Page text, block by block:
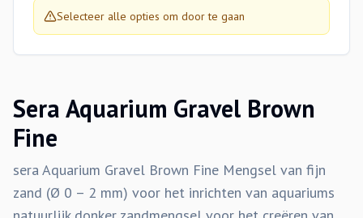
Selecteer alle opties om door te gaan
Sera Aquarium Gravel Brown
Fine
sera Aquarium Gravel Brown Fine Mengsel van fijn
zand (Ø 0 – 2 mm) voor het inrichten van aquariums